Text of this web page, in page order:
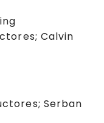
Calvin
Serban